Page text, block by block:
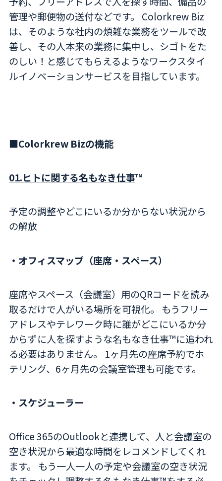
管理や郵便物の送付などです。 Colorkrew Biz
は、そのような社内の煩雑な業務をツールで改
善し、その人本来の業務に集中し、シゴトをた
のしい！と感じてもらえるようなワークスタイ
ルイノベーションサービスを目指しています。
■Colorkrew Bizの機能
01.ヒトに関する名もなき仕事™
予定の調整やどこにいるか分からない状況から
の解放
・オフィスマップ（座席・スペース）
座席やスペース（会議室）用のQRコードを読み
取るだけで人がいる場所を可視化。 もうフリー
アドレスやテレワーク時に誰がどこにいるか分
からずに人を探すような名もなき仕事™に追われ
る必要はありません。 1ヶ月先の座席予約でホ
テリング、6ヶ月先の会議室管理も可能です。
・スケジューラー
Office 365のOutlookと連携して、人と会議室の
空き状況から最適な時間をレコメンドしてくれ
ます。 もう一人一人の予定や会議室の空き状況